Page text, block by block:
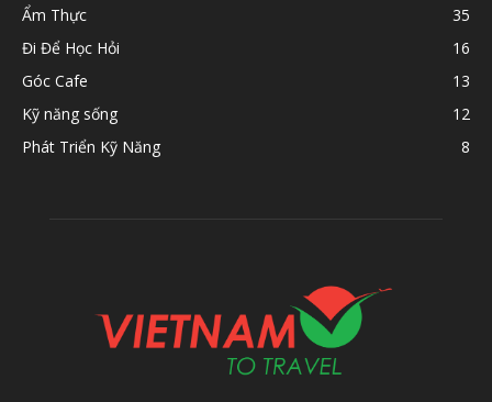
Ẩm Thực
35
Đi Để Học Hỏi
16
Góc Cafe
13
Kỹ năng sống
12
Phát Triển Kỹ Năng
8